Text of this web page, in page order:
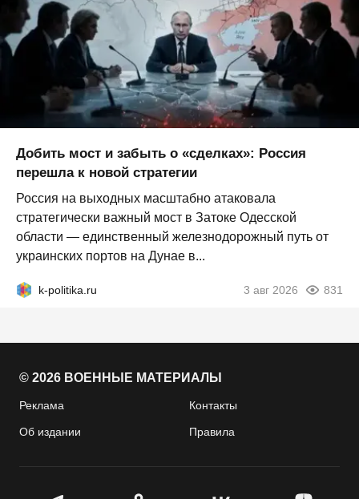
Добить мост и забыть о «сделках»: Россия
перешла к новой стратегии
Россия на выходных масштабно атаковала
стратегически важный мост в Затоке Одесской
области — единственный железнодорожный путь от
украинских портов на Дунае в...
k-politika.ru 3 авг 2026 831
© 2026 ВОЕННЫЕ МАТЕРИАЛЫ
Реклама Контакты
Об издании Правила